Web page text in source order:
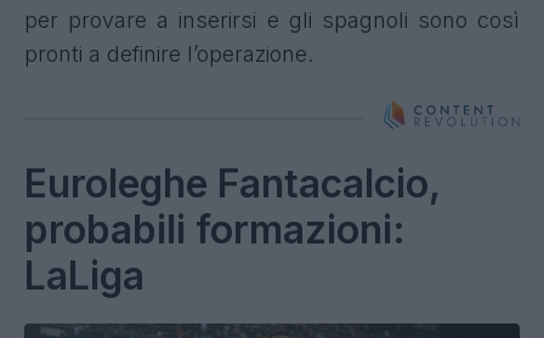
per provare a inserirsi e gli spagnoli sono così
pronti a definire l’operazione.
Euroleghe Fantacalcio,
probabili formazioni:
LaLiga